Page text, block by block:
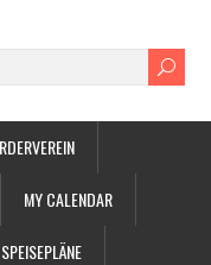
MY CALENDAR